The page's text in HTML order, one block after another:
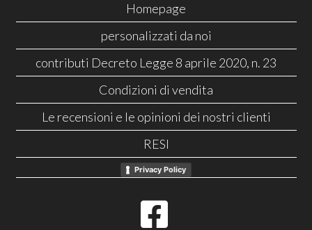
Homepage
personalizzati da noi
contributi Decreto Legge 8 aprile 2020, n. 23
Condizioni di vendita
Le recensioni e le opinioni dei nostri clienti
RESI
Privacy Policy